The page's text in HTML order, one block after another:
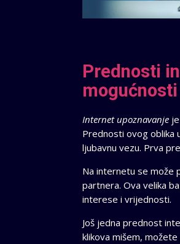
Prednosti
Internet upoznavanje
Prednosti ovog oblika
ljubavnu vezu. Prva
Na internetu se može
partnera. Ova velika
interese i vrijednosti.
Još jedna prednost
klikova mišem,